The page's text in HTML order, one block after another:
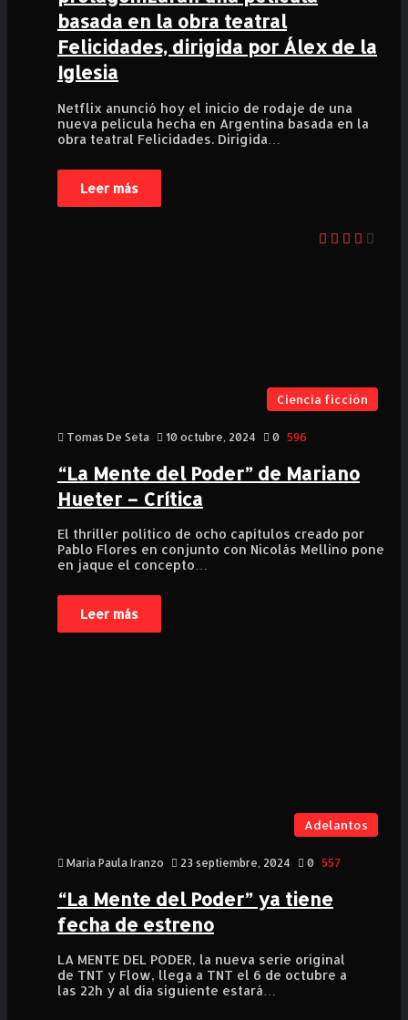
basada en la obra teatral
Felicidades, dirigida por Álex de la
Iglesia
Netflix anunció hoy el inicio de rodaje de una
nueva película hecha en Argentina basada en la
obra teatral Felicidades. Dirigida…
Leer más
Ciencia ficción
Tomas De Seta 10 octubre, 2024 0 596
“La Mente del Poder” de Mariano
Hueter – Crítica
El thriller político de ocho capítulos creado por
Pablo Flores en conjunto con Nicolás Mellino pone
en jaque el concepto…
Leer más
Adelantos
Maria Paula Iranzo 23 septiembre, 2024 0 557
“La Mente del Poder” ya tiene
fecha de estreno
LA MENTE DEL PODER, la nueva serie original
de TNT y Flow, llega a TNT el 6 de octubre a
las 22h y al día siguiente estará…